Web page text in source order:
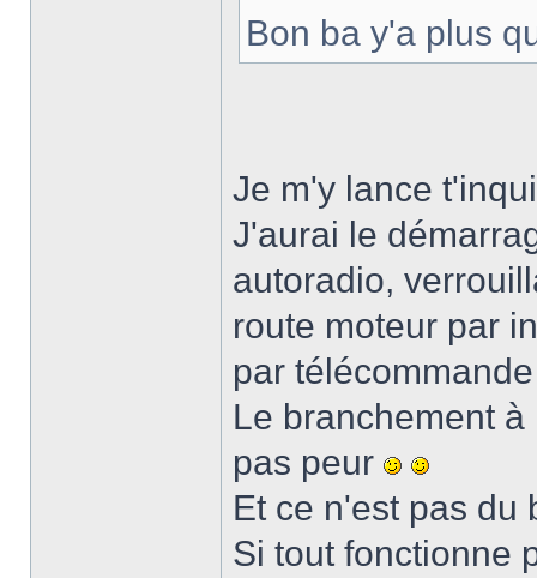
Bon ba y'a plus
Je m'y lance
J'aurai le
autoradio,
route moteur par
par télécommande
Le branchement
pas peur
Et ce n'est pas du
Si tout fonctionne